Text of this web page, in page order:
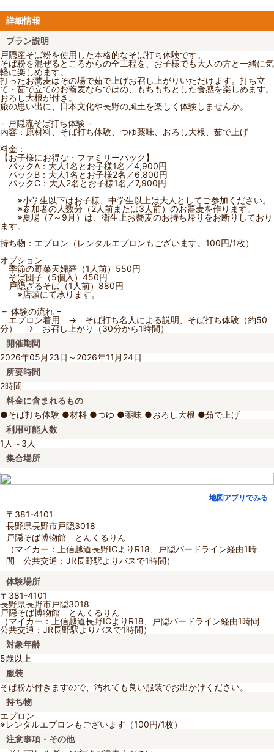
詳細情報
プラン説明
戸隠産そば粉を使用した本格的なそば打ち体験です。
そば粉を混ぜるところからの全工程を、お子様でも大人の方と一緒に気
軽に楽しめます。
打ったお蕎麦はその場で茹で上げお召し上がりいただけます。打ち立
て・茹で立てのお蕎麦ならではの、もちもちとした食感を楽しめます。
おろし大根が付き。
旅の思い出に、日本文化や長野の風土を楽しく体験しませんか。
= 戸隠流そば打ち体験 =
内容：原材料、そば打ち体験、つゆ薬味、おろし大根、茹で上げ
料金：
【お子様にお得な・ファミリーパック】
パックA：大人1名とお子様1名／4,900円
パックB：大人1名とお子様2名／6,800円
パックC：大人2名とお子様1名／7,900円
※小学生以下はお子様、中学生以上は大人としてご参加ください。
※参加者の人数分（2人前または3人前）のお蕎麦を作ります。
※夏場（7～9月）は、衛生上お蕎麦のお持ち帰りをお断りしており
ます。
持ち物：エプロン（レンタルエプロンもございます。100円/1枚）
オプション
季節の野菜天婦羅（1人前）550円
そば団子（5個入）450円
戸隠ざるそば（1人前）880円
※店頭にて承ります。
＝ 体験の流れ =
エプロン着用 → そば打ち名人による説明、そば打ち体験（約50
分） → お召し上がり（30分から1時間）
開催期間
2026年05月23日～2026年11月24日
所要時間
2時間
料金に含まれるもの
●そば打ち体験 ●材料 ●つゆ ●薬味 ●おろし大根 ●茹で上げ
利用可能人数
1人～3人
集合場所
地図アプリでみる
〒381-4101
長野県長野市戸隠3018
戸隠そば博物館 とんくるりん
（マイカー：上信越道長野ICよりR18、戸隠バードライン経由1時
間 公共交通：JR長野駅よりバスで1時間）
体験場所
〒381-4101
長野県長野市戸隠3018
戸隠そば博物館 とんくるりん
（マイカー：上信越道長野ICよりR18、戸隠バードライン経由1時間
公共交通：JR長野駅よりバスで1時間）
対象年齢
5歳以上
服装
そば粉が付きますので、汚れても良い服装でお出かけください。
持ち物
エプロン
※レンタルエプロンもございます（100円/1枚）
注意事項・その他